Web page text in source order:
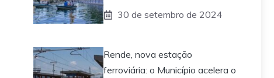
30 de setembro de 2024
Rende, nova estação
ferroviária: o Município acelera o